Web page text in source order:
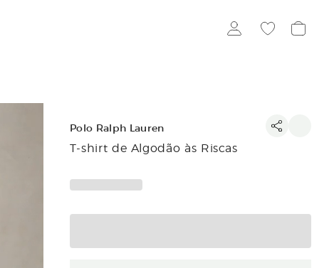
Polo Ralph Lauren
T-shirt de Algodão às Riscas